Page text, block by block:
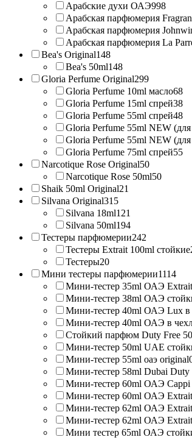
Арабские духи ОАЭ998
Арабская парфюмерия
Арабская парфюмерия
Арабская парфюмерия La
Bea's Original148
Bea's 50ml148
Gloria Perfume Original299
Gloria Perfume 10ml масло68
Gloria Perfume 15ml спрей38
Gloria Perfume 55ml спрей48
Gloria Perfume 55ml NEW
Gloria Perfume 55ml NEW
Gloria Perfume 75ml спрей55
Narcotique Rose Original50
Narcotique Rose 50ml50
Shaik 50ml Original21
Silvana Original315
Silvana 18ml121
Silvana 50ml194
Тестеры парфюмерии242
Тестеры Extrait 100ml стойкие
Тестеры20
Мини тестеры парфюмерии1114
Мини-тестер 35ml ОАЭ
Мини-тестер 38ml ОАЭ
Мини-тестер 40ml ОАЭ Lux в
Мини-тестер 40ml ОАЭ в
Стойкий парфюм Duty Free
Мини-тестер 50ml UAE
Мини-тестер 55ml оаэ original
Мини-тестер 58ml Dubai Duty
Мини-тестер 60ml ОАЭ Cappi
Мини-тестер 60ml ОАЭ Extrait
Мини-тестер 62ml ОАЭ
Мини-тестер 62ml ОАЭ Extrait
Мини тестер 65ml ОАЭ